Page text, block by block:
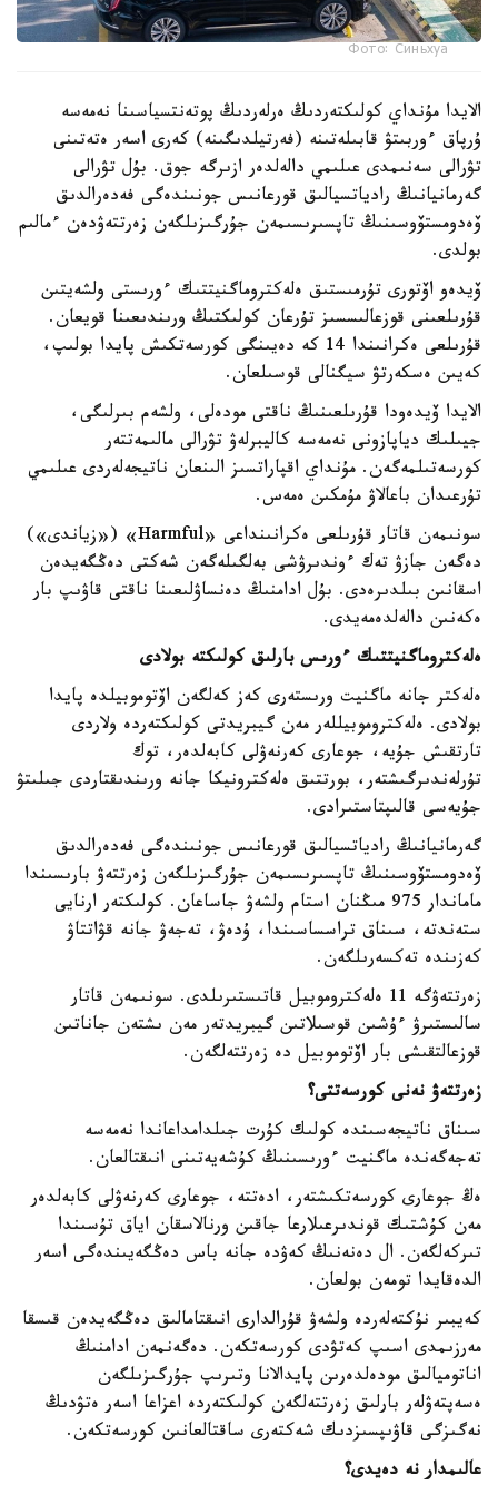
Фото: Синьхуа
الايدا مۇنداي كولىكتەردىڭ ەرلەردىڭ پوتەنتسياسىنا نەمەسە
ۇرپاق ءوربىتۋ قابىلەتىنە (فەرتيلدىگىنە) كەرى اسەر ەتەتىنى
تۋرالى سەنىمدى عىلىمي دالەلدەر ازىرگە جوق. بۇل تۋرالى
گەرمانيانىڭ رادياتسيالىق قورعانىس جونىندەگى فەدەرالدىق
ۆەدومستۆوسىنىڭ تاپسىرىسىمەن جۇرگىزىلگەن زەرتتەۋدەن ءمالىم
بولدى.
ۆيدەو اۆتورى تۇرمىستىق ەلەكتروماگنيتتىك ءورىستى ولشەيتىن
قۇرىلعىنى قوزعالىسسىز تۇرعان كولىكتىڭ ورىندىعىنا قويعان.
قۇرىلعى ەكرانىندا 14 كە دەيىنگى كورسەتكىش پايدا بولىپ،
كەيىن ەسكەرتۋ سيگنالى قوسىلعان.
الايدا ۆيدەودا قۇرىلعىنىڭ ناقتى مودەلى، ولشەم بىرلىگى،
جيىلىك دياپازونى نەمەسە كاليبرلەۋ تۋرالى مالىمەتتەر
كورسەتىلمەگەن. مۇنداي اقپاراتسىز الىنعان ناتيجەلەردى عىلىمي
تۇرعىدان باعالاۋ مۇمكىن ەمەس.
سونىمەن قاتار قۇرىلعى ەكرانىنداعى «Harmful» («زياندى»)
دەگەن جازۋ تەك ءوندىرۋشى بەلگىلەگەن شەكتى دەڭگەيدەن
اسقانىن بىلدىرەدى. بۇل ادامنىڭ دەنساۋلىعىنا ناقتى قاۋىپ بار
ەكەنىن دالەلدەمەيدى.
ەلەكتروماگنيتتىك ءورىس بارلىق كولىكتە بولادى
ەلەكتر جانە ماگنيت ورىستەرى كەز كەلگەن اۆتوموبيلدە پايدا
بولادى. ەلەكتروموبيللەر مەن گيبريدتى كولىكتەردە ولاردى
تارتقىش جۇيە، جوعارى كەرنەۋلى كابەلدەر، توك
تۇرلەندىرگىشتەر، بورتتىق ەلەكترونيكا جانە ورىندىقتاردى جىلىتۋ
جۇيەسى قالىپتاستىرادى.
گەرمانيانىڭ رادياتسيالىق قورعانىس جونىندەگى فەدەرالدىق
ۆەدومستۆوسىنىڭ تاپسىرىسىمەن جۇرگىزىلگەن زەرتتەۋ بارىسىندا
ماماندار 975 مىڭنان استام ولشەۋ جاساعان. كولىكتەر ارنايى
ستەندتە، سىناق تراسساسىندا، ۇدەۋ، تەجەۋ جانە قۋاتتاۋ
كەزىندە تەكسەرىلگەن.
زەرتتەۋگە 11 ەلەكتروموبيل قاتىستىرىلدى. سونىمەن قاتار
سالىستىرۋ ءۇشىن قوسىلاتىن گيبريدتەر مەن ىشتەن جاناتىن
قوزعالتقىشى بار اۆتوموبيل دە زەرتتەلگەن.
زەرتتەۋ نەنى كورسەتتى؟
سىناق ناتيجەسىندە كولىك كۇرت جىلدامداعاندا نەمەسە
تەجەگەندە ماگنيت ءورىسىنىڭ كۇشەيەتىنى انىقتالعان.
ەڭ جوعارى كورسەتكىشتەر، ادەتتە، جوعارى كەرنەۋلى كابەلدەر
مەن كۇشتىك قوندىرعىلارعا جاقىن ورنالاسقان اياق تۇسىندا
تىركەلگەن. ال دەنەنىڭ كەۋدە جانە باس دەڭگەيىندەگى اسەر
الدەقايدا تومەن بولعان.
كەيبىر نۇكتەلەردە ولشەۋ قۇرالدارى انىقتامالىق دەڭگەيدەن قىسقا
مەرزىمدى اسىپ كەتۋدى كورسەتكەن. دەگەنمەن ادامنىڭ
اناتوميالىق مودەلدەرىن پايدالانا وتىرىپ جۇرگىزىلگەن
ەسەپتەۋلەر بارلىق زەرتتەلگەن كولىكتەردە اعزاعا اسەر ەتۋدىڭ
نەگىزگى قاۋىپسىزدىك شەكتەرى ساقتالعانىن كورسەتكەن.
عالىمدار نە دەيدى؟